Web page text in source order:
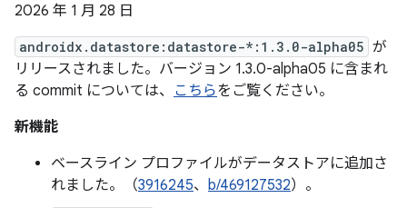
2026 年 1 月 28 日
androidx.datastore:datastore-*:1.3.0-alpha05 が
リリースされました。バージョン 1.3.0-alpha05 に含まれ
る commit については、 こちらをご覧ください。
新機能
ベースライン プロファイルがデータストアに追加さ
れました。（3916245、 b/469127532）。